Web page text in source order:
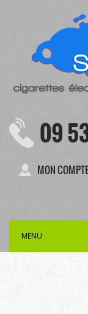
09
MON
MENU